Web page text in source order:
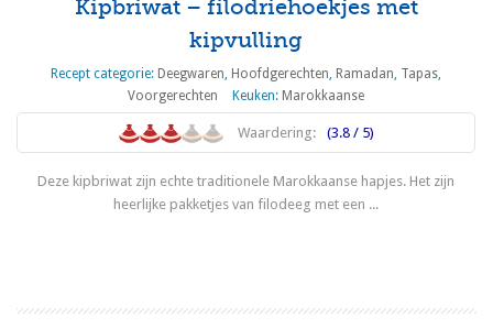
Kipbriwat – filodriehoekjes met
kipvulling
Recept categorie: Deegwaren, Hoofdgerechten, Ramadan, Tapas,
Voorgerechten
Keuken: Marokkaanse
Waardering: (3.8 / 5)
Deze kipbriwat zijn echte traditionele Marokkaanse hapjes. Het zijn
heerlijke pakketjes van filodeeg met een ...